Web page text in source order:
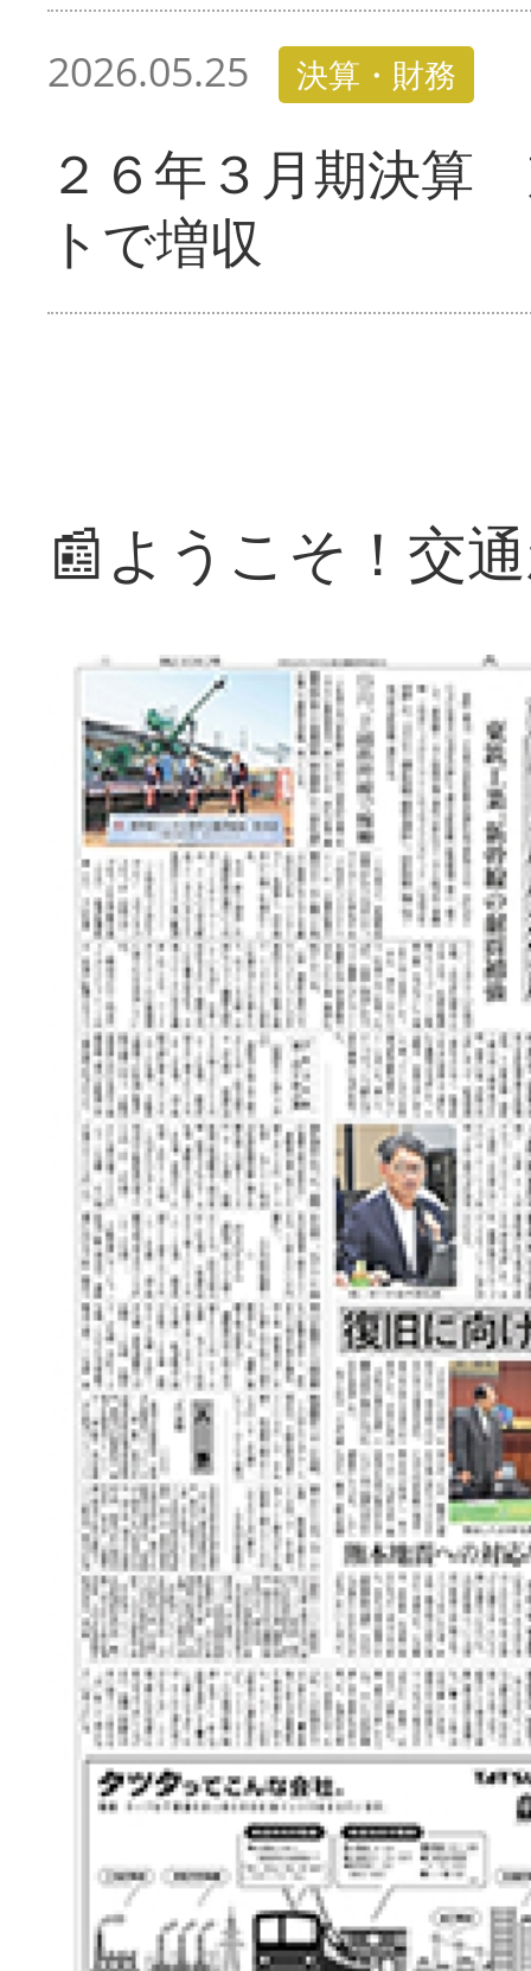
2026.05.25 決算・財務
２６年３月期決
トで増収
📰ようこそ！交